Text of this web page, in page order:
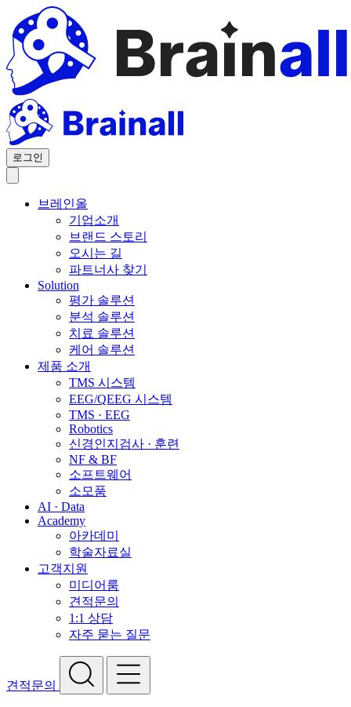
로그인
브레인올
기업소개
브랜드 스토리
오시는 길
파트너사 찾기
Solution
평가 솔루션
분석 솔루션
치료 솔루션
케어 솔루션
제품 소개
TMS 시스템
EEG/QEEG 시스템
TMS · EEG
Robotics
신경인지검사 · 훈련
NF & BF
소프트웨어
소모품
AI · Data
Academy
아카데미
학술자료실
고객지원
미디어룸
견적문의
1:1 상담
자주 묻는 질문
견적문의